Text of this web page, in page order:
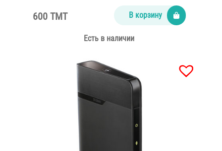
600 TMT В корзину
Есть в наличии